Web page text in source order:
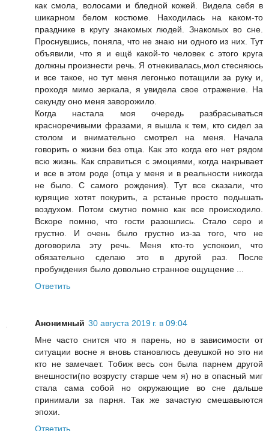
как смола, волосами и бледной кожей. Видела себя в
шикарном белом костюме. Находилась на каком-то
празднике в кругу знакомых людей. Знакомых во сне.
Проснувшись, поняла, что не знаю ни одного из них. Тут
объявили, что я и ещё какой-то человек с этого круга
должны произнести речь. Я отнекивалась,мол стесняюсь
и все такое, но тут меня легонько потащили за руку и,
проходя мимо зеркала, я увидела свое отражение. На
секунду оно меня заворожило.
Когда настала моя очередь разбрасываться
красноречивыми фразами, я вышла к тем, кто сидел за
столом и внимательно смотрел на меня. Начала
говорить о жизни без отца. Как это когда его нет рядом
всю жизнь. Как справиться с эмоциями, когда накрывает
и все в этом роде (отца у меня и в реальности никогда
не было. С самого рождения). Тут все сказали, что
курящие хотят покурить, а рстаные просто подышать
воздухом. Потом смутно помню как все происходило.
Вскоре помню, что гости разошлись. Стало серо и
грустно. И очень было грустно из-за того, что не
договорила эту речь. Меня кто-то успокоил, что
обязательно сделаю это в другой раз. После
пробуждения было довольно странное ощущение ...
Ответить
Анонимный 30 августа 2019 г. в 09:04
Мне часто снится что я парень, но в зависимости от
ситуации восне я вновь становлюсь девушкой но это ни
кто не замечает. Тобиж весь сон была парнем другой
внешности(по возрусту старше чем я) но в опасный миг
стала сама собой но окружающие во сне дальше
принимали за парня. Так же зачастую смешавыются
эпохи.
Ответить